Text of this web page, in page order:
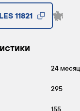
LES 11821
24
295
155